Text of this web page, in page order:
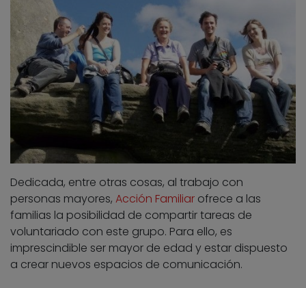
Dedicada, entre otras cosas, al trabajo con
personas mayores, Acción Familiar ofrece a las
familias la posibilidad de compartir tareas de
voluntariado con este grupo. Para ello, es
imprescindible ser mayor de edad y estar dispuesto
a crear nuevos espacios de comunicación.